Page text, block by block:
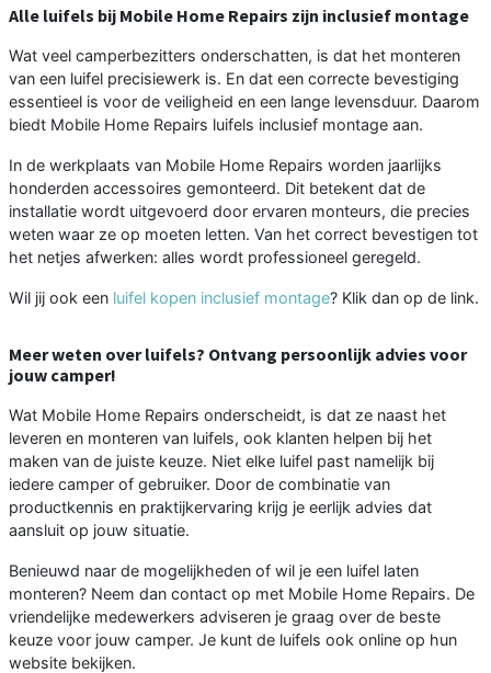
Alle luifels bij Mobile Home Repairs zijn inclusief montage
Wat veel camperbezitters onderschatten, is dat het monteren
van een luifel precisiewerk is. En dat een correcte bevestiging
essentieel is voor de veiligheid en een lange levensduur. Daarom
biedt Mobile Home Repairs luifels inclusief montage aan.
In de werkplaats van Mobile Home Repairs worden jaarlijks
honderden accessoires gemonteerd. Dit betekent dat de
installatie wordt uitgevoerd door ervaren monteurs, die precies
weten waar ze op moeten letten. Van het correct bevestigen tot
het netjes afwerken: alles wordt professioneel geregeld.
Wil jij ook een luifel kopen inclusief montage? Klik dan op de link.
Meer weten over luifels? Ontvang persoonlijk advies voor
jouw camper!
Wat Mobile Home Repairs onderscheidt, is dat ze naast het
leveren en monteren van luifels, ook klanten helpen bij het
maken van de juiste keuze. Niet elke luifel past namelijk bij
iedere camper of gebruiker. Door de combinatie van
productkennis en praktijkervaring krijg je eerlijk advies dat
aansluit op jouw situatie.
Benieuwd naar de mogelijkheden of wil je een luifel laten
monteren? Neem dan contact op met Mobile Home Repairs. De
vriendelijke medewerkers adviseren je graag over de beste
keuze voor jouw camper. Je kunt de luifels ook online op hun
website bekijken.